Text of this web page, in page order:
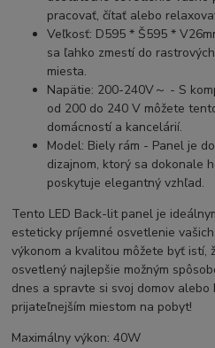
pracovať, čítať alebo
Veľkosť: D595 * Š595 *
sa ľahko zmestí do
miesta.
Napätie: 200-240V～ - S
od 200 do 240 V môžete
domácností a kancelárií.
Model: Biely rám - Panel je
dizajnom, ktorý sa dokonale
poskytuje elegantný vzhľad.
Tento LED Back-lit panel je
esteticky príjemné osvetlenie
výkonom a kvalitou môžete byť istí,
osvetlený najlepšie možným
dnes a spravte si svoj domov
prijateľnejším miestom na pobyt!
Maximálny výkon:40W